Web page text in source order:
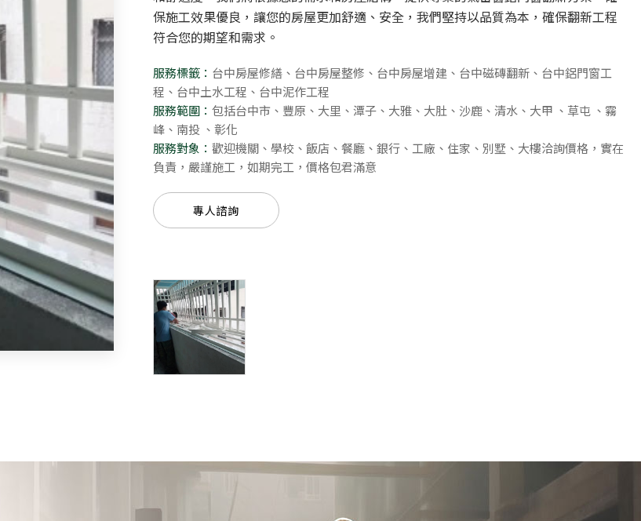
保施工效果優良，讓您的房屋更加舒適、安全，我們堅持以品質為本，確保翻新工程
符合您的期望和需求。
服務標籤： 台中房屋修繕、台中房屋整修、台中房屋增建、台中磁磚翻新、台中鋁門窗工
程、台中土水工程、台中泥作工程
服務範圍： 包括台中市、豐原、大里、潭子、大雅、大肚、沙鹿、清水、大甲 、草屯 、霧
峰、南投 、彰化
服務對象： 歡迎機關、學校、飯店、餐廳、銀行、工廠、住家、別墅、大樓洽詢價格，實在
負責，嚴謹施工，如期完工，價格包君滿意
專人諮詢